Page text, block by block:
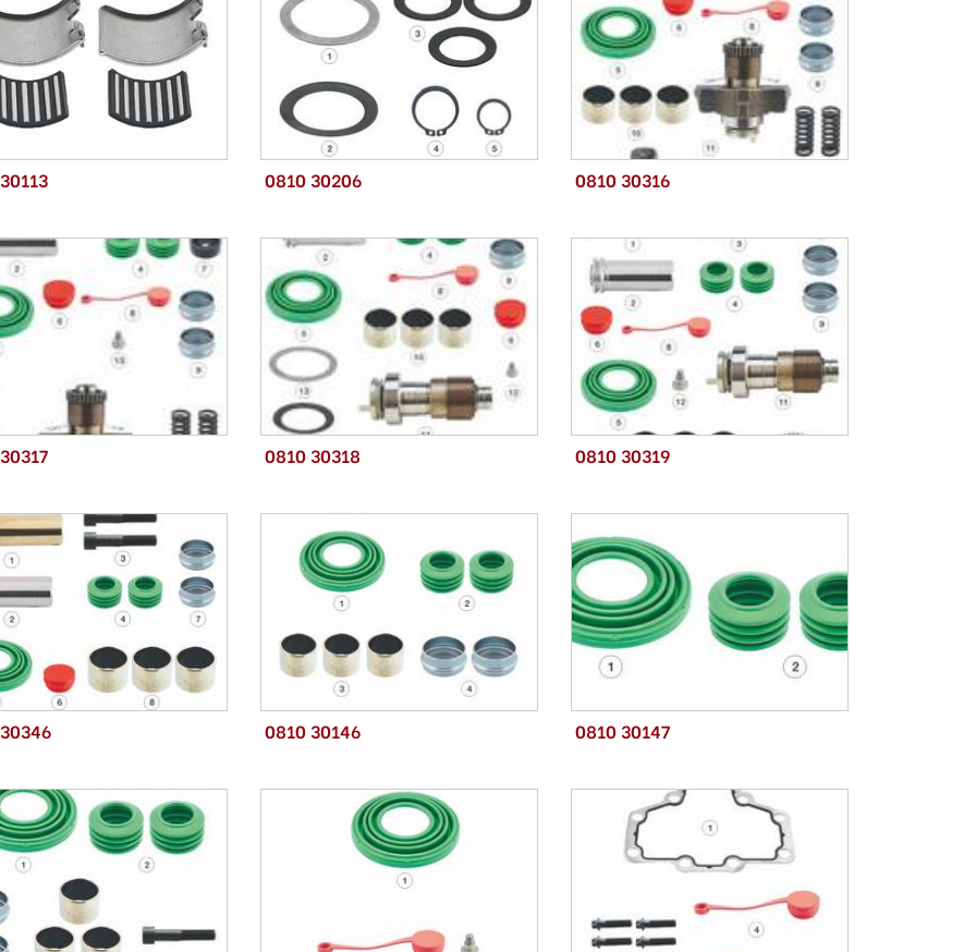
0810 30206 0810 30316
0810 30318 0810 30319
0810 30146 0810 30147